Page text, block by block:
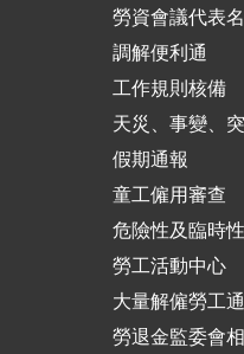
勞資會議代表
調解便利通
工作規則核備
天災、事變、
假期通報
童工僱用審查
危險性及臨時
勞工活動中心
大量解僱勞工
勞退金監委會